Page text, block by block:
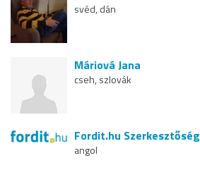
svéd, dán
Máriová Jana
cseh, szlovák
Fordit.hu Szerkesztőség
angol